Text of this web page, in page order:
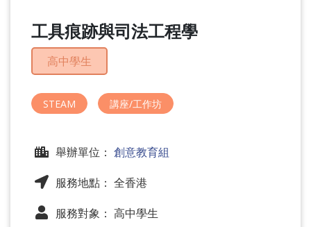
工具痕跡與司法工程學
高中學生
STEAM 講座/工作坊
舉辦單位： 創意教育組
服務地點： 全香港
服務對象： 高中學生